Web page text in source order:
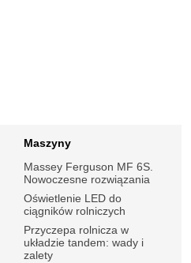
Maszyny
Massey Ferguson MF 6S.
Nowoczesne rozwiązania
Oświetlenie LED do
ciągników rolniczych
Przyczepa rolnicza w
układzie tandem: wady i
zalety